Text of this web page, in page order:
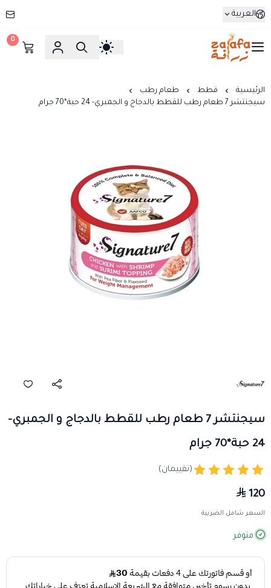
العربية
زرافة
0
الرئيسية قطط
طعام رطب
سيجنتشر 7 طعام رطب للقطط بالدجاج و الجمبري- 24 حبة*70 جرام
سيجنتشر 7 طعام رطب للقطط بالدجاج و الجمبري-
24 حبة*70 جرام
(تقييمان)
120
السعر شامل الضريبة
متوفر